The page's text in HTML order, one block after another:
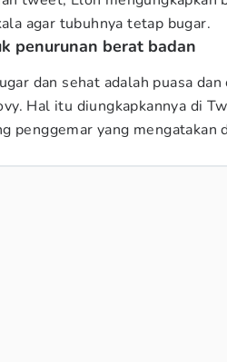
agar tubuhnya tetap bugar.
penurunan berat badan
dan sehat adalah puasa dan
Hal itu diungkapkannya di
penggemar yang mengatakan